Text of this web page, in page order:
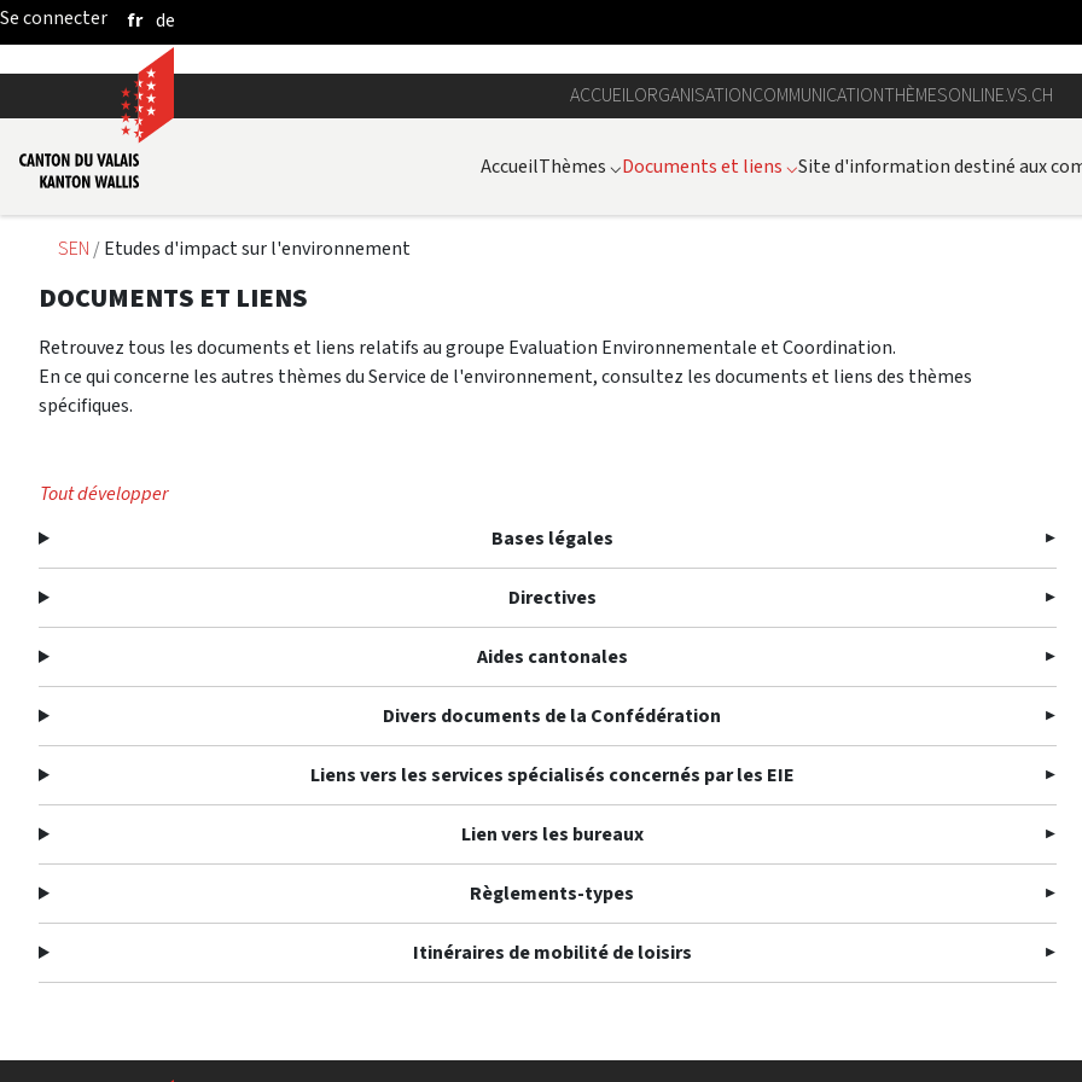
Saut au contenu principal
fr de
ACCUEILORGANISATIONCOMMUNICATIONTHÈMESONLINE.VS.CH
AccueilThèmes ⌵Documents et liens ⌵Site d'information destiné aux
SEN Etudes d'impact sur l'environnement
DOCUMENTS ET LIENS
Retrouvez tous les documents et liens relatifs au groupe Evaluation Environnementale et Coordination.
En ce qui concerne les autres thèmes du Service de l'environnement, consultez les documents et liens des thèmes
spécifiques.
Tout développer
Bases légales
Directives
Aides cantonales
Divers documents de la Confédération
Liens vers les services spécialisés concernés par les EIE
Lien vers les bureaux
Règlements-types
Itinéraires de mobilité de loisirs